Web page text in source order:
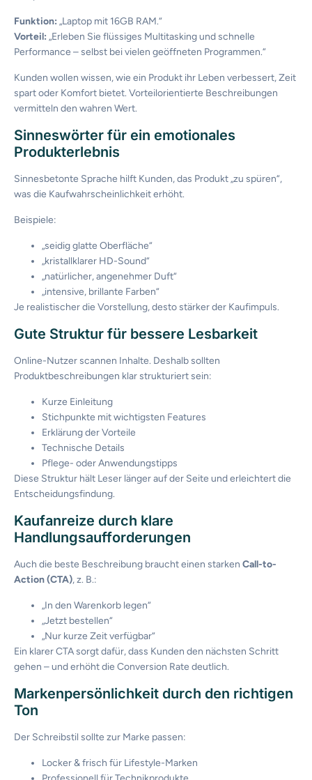
Funktion: „Laptop mit 16GB RAM.“
Vorteil: „Erleben Sie flüssiges Multitasking und schnelle
Performance – selbst bei vielen geöffneten Programmen.“
Kunden wollen wissen, wie ein Produkt ihr Leben verbessert, Zeit
spart oder Komfort bietet. Vorteilorientierte Beschreibungen
vermitteln den wahren Wert.
Sinneswörter für ein emotionales
Produkterlebnis
Sinnesbetonte Sprache hilft Kunden, das Produkt „zu spüren“,
was die Kaufwahrscheinlichkeit erhöht.
Beispiele:
„seidig glatte Oberfläche“
„kristallklarer HD-Sound“
„natürlicher, angenehmer Duft“
„intensive, brillante Farben“
Je realistischer die Vorstellung, desto stärker der Kaufimpuls.
Gute Struktur für bessere Lesbarkeit
Online-Nutzer scannen Inhalte. Deshalb sollten
Produktbeschreibungen klar strukturiert sein:
Kurze Einleitung
Stichpunkte mit wichtigsten Features
Erklärung der Vorteile
Technische Details
Pflege- oder Anwendungstipps
Diese Struktur hält Leser länger auf der Seite und erleichtert die
Entscheidungsfindung.
Kaufanreize durch klare
Handlungsaufforderungen
Auch die beste Beschreibung braucht einen starken Call-to-
Action (CTA), z. B.:
„In den Warenkorb legen“
„Jetzt bestellen“
„Nur kurze Zeit verfügbar“
Ein klarer CTA sorgt dafür, dass Kunden den nächsten Schritt
gehen – und erhöht die Conversion Rate deutlich.
Markenpersönlichkeit durch den richtigen
Ton
Der Schreibstil sollte zur Marke passen:
Locker & frisch für Lifestyle-Marken